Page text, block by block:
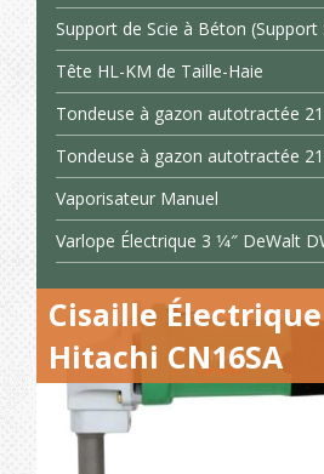
Support de Scie à Béton (Support
Tête HL-KM de Taille-Haie
Tondeuse à gazon autotractée
Tondeuse à gazon autotractée
Vaporisateur Manuel
Varlope Électrique 3 1⁄4″ DeWalt
Cisaille Électrique
Hitachi CN16SA